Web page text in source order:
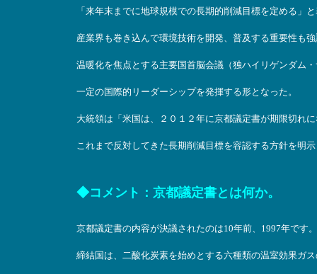
「来年末までに地球規模での長期的削減目標を定める
産業界も巻き込んで環境技術を開発、普及する重要性も
温暖化を焦点とする主要国首脳会議（独ハイリゲンダム
一定の国際的リーダーシップを発揮する形となった。
大統領は「米国は、２０１２年に京都議定書が期限切れ
これまで反対してきた長期削減目標を容認する方針を明
◆コメント：京都議定書とは何か。
京都議定書の内容が決議されたのは10年前、1997年です
締結国は、二酸化炭素を始めとする六種類の温室効果ガ